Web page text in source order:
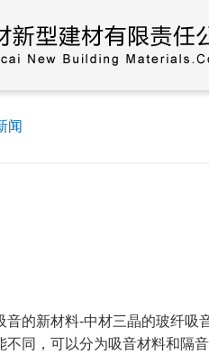
闻
音的新材料-中材三晶的玻纤吸
不同，可以分为吸音材料和隔